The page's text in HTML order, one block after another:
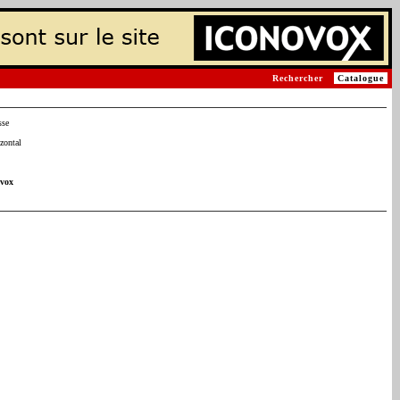
Catalogue
Rechercher